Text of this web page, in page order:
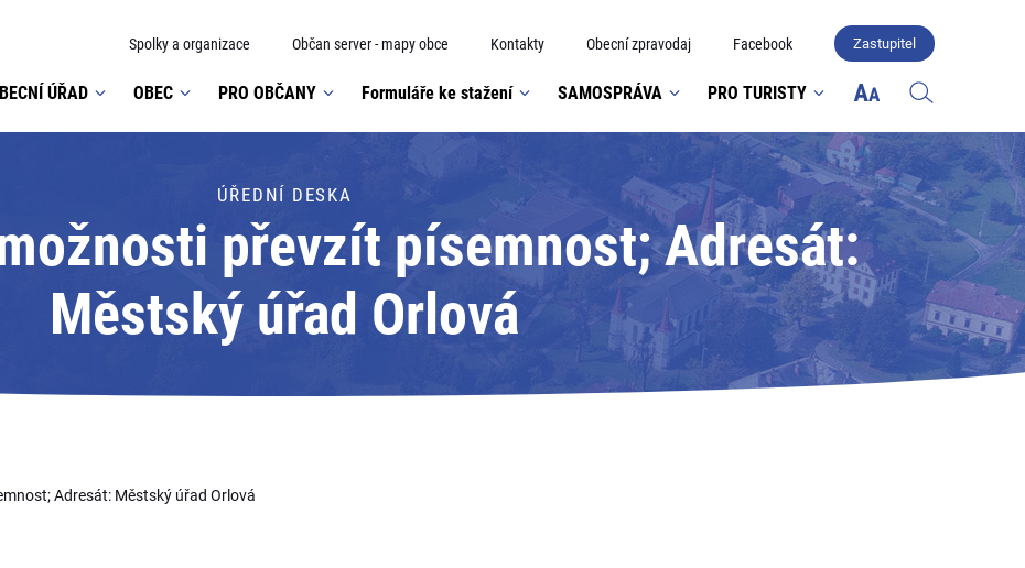
Spolky a organizace Občan server - mapy obce Kontakty Obecní zpravodaj Facebook Zastupitel
ÚŘAD OBEC PRO OBČANY Formuláře ke stažení SAMOSPRÁVA PRO TURISTY
ÚŘEDNÍ DESKA
převzít písemnost; Adresát:
Městský úřad Orlová
Adresát: Městský úřad Orlová